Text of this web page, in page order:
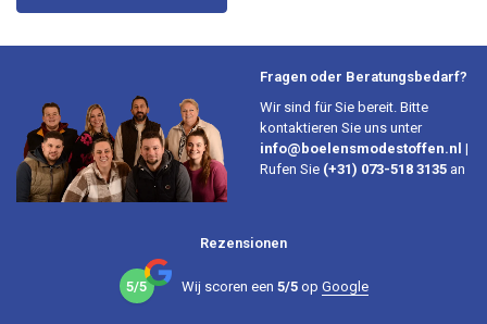
Fragen oder Beratungsbedarf?
Wir sind für Sie bereit. Bitte
kontaktieren Sie uns unter
info@boelensmodestoffen.nl |
Rufen Sie (+31) 073-518 3135 an
Rezensionen
5/5 Wij scoren een 5/5op Google